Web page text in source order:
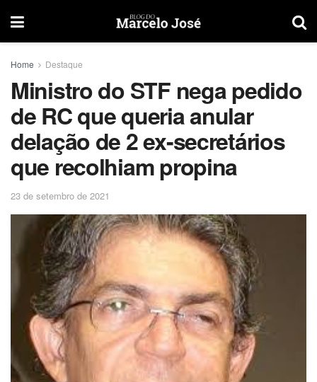
Home Destaque
Ministro do STF nega pedido
de RC que queria anular
delação de 2 ex-secretários
que recolhiam propina
23 de setembro de 2021